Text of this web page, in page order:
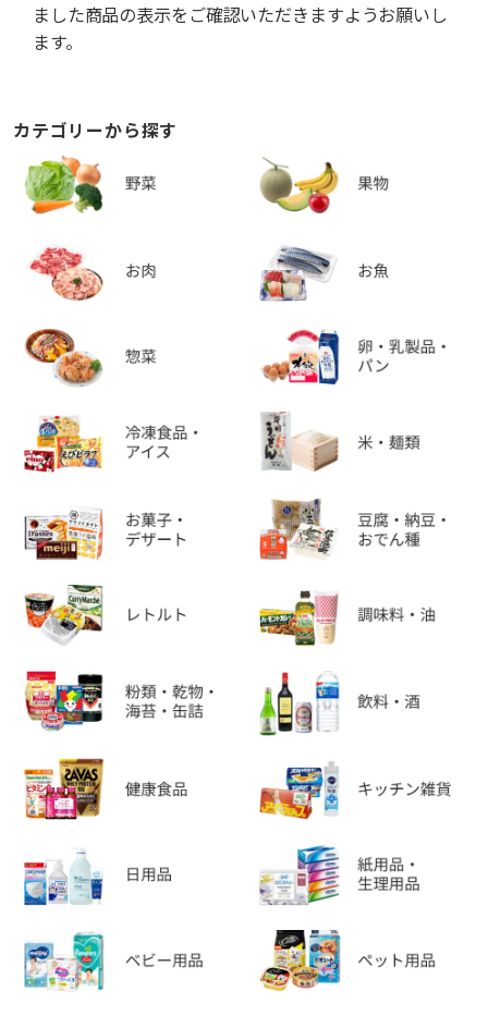
ました商品の表示をご確認いただきますようお願いし
ます。
カテゴリーから探す